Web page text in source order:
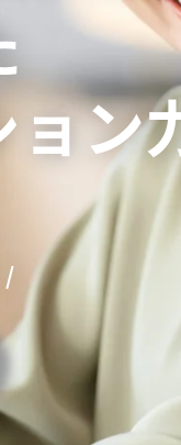
ン
/